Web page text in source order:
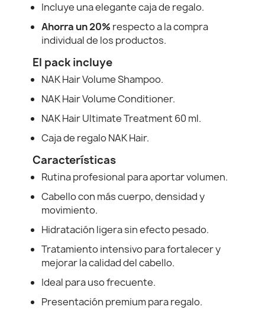
Incluye una elegante caja de regalo.
Ahorra un 20% respecto a la compra
individual de los productos.
El pack incluye
NAK Hair Volume Shampoo.
NAK Hair Volume Conditioner.
NAK Hair Ultimate Treatment 60 ml.
Caja de regalo NAK Hair.
Características
Rutina profesional para aportar volumen.
Cabello con más cuerpo, densidad y
movimiento.
Hidratación ligera sin efecto pesado.
Tratamiento intensivo para fortalecer y
mejorar la calidad del cabello.
Ideal para uso frecuente.
Presentación premium para regalo.